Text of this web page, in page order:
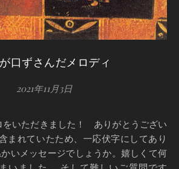
口ずさんだメロディ
2021年11月3日
まれていたため、一応伏字にしてあり
いメッセージでしょうか。嬉しくて何